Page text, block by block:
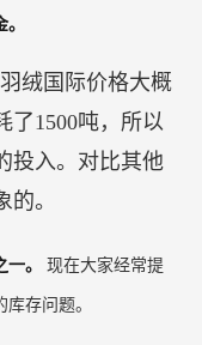
绒国际价格大概
了1500吨，所以
投入。对比其他
。
一。 现在大家经常提
存问题。